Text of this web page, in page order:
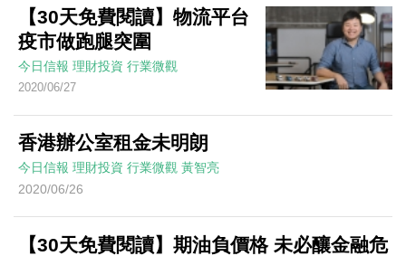
【30天免費閱讀】物流平台
疫市做跑腿突圍
今日信報 理財投資 行業微觀
2020/06/27
香港辦公室租金未明朗
今日信報 理財投資 行業微觀 黃智亮
2020/06/26
【30天免費閱讀】期油負價格 未必釀金融危